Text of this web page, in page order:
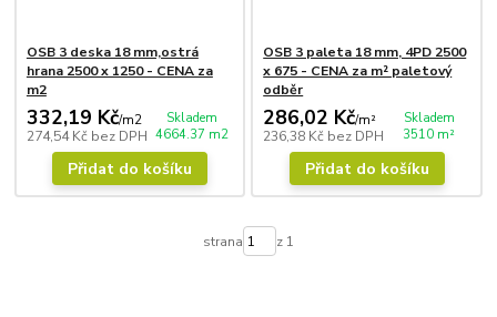
OSB 3 deska 18 mm,ostrá
hrana 2500 x 1250 - CENA za
m2
332,19 Kč/m2
274,54 Kč bez DPH
Skladem
4664.37 m2
Přidat do košíku
OSB 3 paleta 18 mm, 4PD 2500
x 675 - CENA za m² paletový
odběr
286,02 Kč/m²
236,38 Kč bez DPH
Skladem
3510 m²
Přidat do košíku
strana z 1